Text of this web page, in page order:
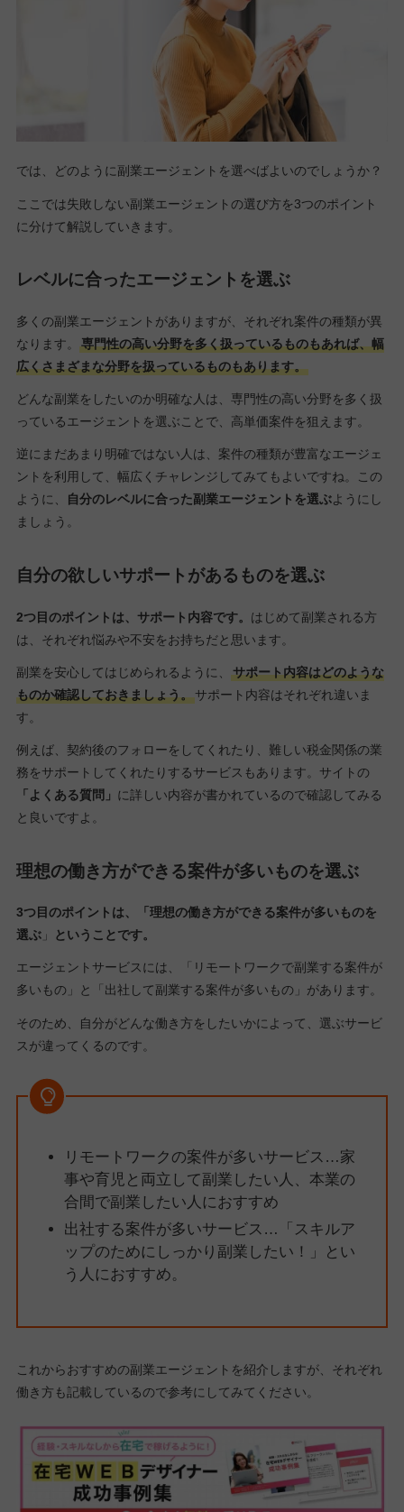
では、どのように副業エージェントを選べばよいのでしょうか？
ここでは失敗しない副業エージェントの選び方を3つのポイント
に分けて解説していきます。
レベルに合ったエージェントを選ぶ
多くの副業エージェントがありますが、それぞれ案件の種類が異
なります。
専門性の高い分野を多く扱っているものもあれば、幅
広くさまざまな分野を扱っているものもあります。
どんな副業をしたいのか明確な人は、専門性の高い分野を多く扱
っているエージェントを選ぶことで、高単価案件を狙えます。
逆にまだあまり明確ではない人は、案件の種類が豊富なエージェ
ントを利用して、幅広くチャレンジしてみてもよいですね。この
ように、
自分のレベルに合った副業エージェントを選ぶようにし
ましょう。
自分の欲しいサポートがあるものを選ぶ
2つ目のポイントは、サポート内容です。 はじめて副業される方
は、それぞれ悩みや不安をお持ちだと思います。
副業を安心してはじめられるように、
サポート内容はどのような
ものか確認しておきましょう。サポート内容はそれぞれ違いま
す。
例えば、契約後のフォローをしてくれたり、難しい税金関係の業
務をサポートしてくれたりするサービスもあります。サイトの
「よくある質問」 に詳しい内容が書かれているので確認してみる
と良いですよ。
理想の働き方ができる案件が多いものを選ぶ
3つ目のポイントは、「理想の働き方ができる案件が多いものを
選ぶ」 ということです。
エージェントサービスには、「リモートワークで副業する案件が
多いもの」と「出社して副業する案件が多いもの」があります。
そのため、自分がどんな働き方をしたいかによって、選ぶサービ
スが違ってくるのです。
リモートワークの案件が多いサービス…家
事や育児と両立して副業したい人、本業の
合間で副業したい人におすすめ
出社する案件が多いサービス…「スキルア
ップのためにしっかり副業したい！」とい
う人におすすめ。
これからおすすめの副業エージェントを紹介しますが、それぞれ
働き方も記載しているので参考にしてみてください。